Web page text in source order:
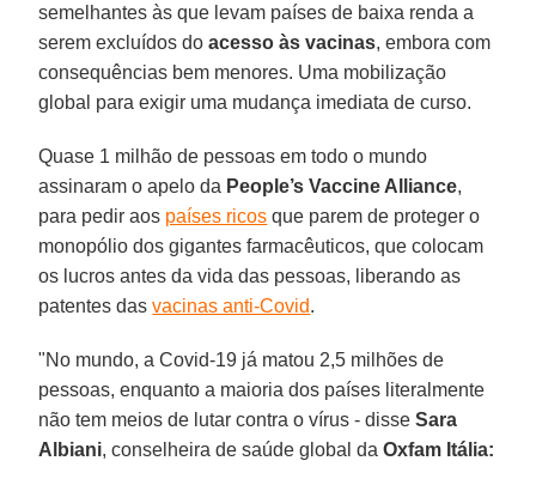
semelhantes às que levam países de baixa renda a
serem excluídos doacesso às vacinas, embora com
consequências bem menores. Uma mobilização
global para exigir uma mudança imediata de curso.
Quase 1 milhão de pessoas em todo o mundo
assinaram o apelo da People’s Vaccine Alliance,
para pedir aos países ricos que parem de proteger o
monopólio dos gigantes farmacêuticos, que colocam
os lucros antes da vida das pessoas, liberando as
patentes dasvacinas anti-Covid.
"No mundo, a Covid-19 já matou 2,5 milhões de
pessoas, enquanto a maioria dos países literalmente
não tem meios de lutar contra o vírus - disseSara
Albiani, conselheira de saúde global daOxfam Itália: